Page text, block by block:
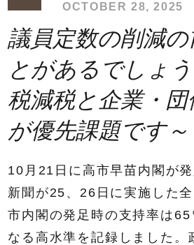
OCTOBER 28, 2025
議員定数の削減
とがあるでしょ
税減税と企業・
が優先課題です～
10月21日に高市早苗内閣が
新聞が25、26日に実施した
市内閣の発足時の支持率は65
なる高水準を記録しました。